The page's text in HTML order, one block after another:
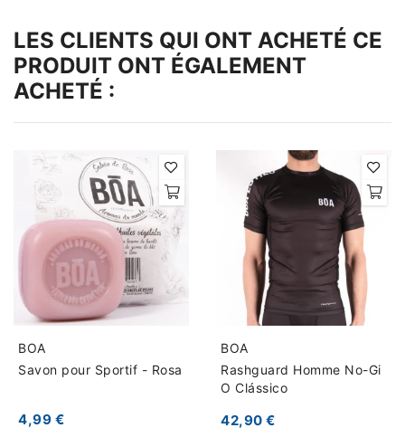
LES CLIENTS QUI ONT ACHETÉ CE
PRODUIT ONT ÉGALEMENT
ACHETÉ :
BOA
Savon pour Sportif - Rosa
4,99 €
BOA
Rashguard Homme No-Gi
O Clássico
42,90 €